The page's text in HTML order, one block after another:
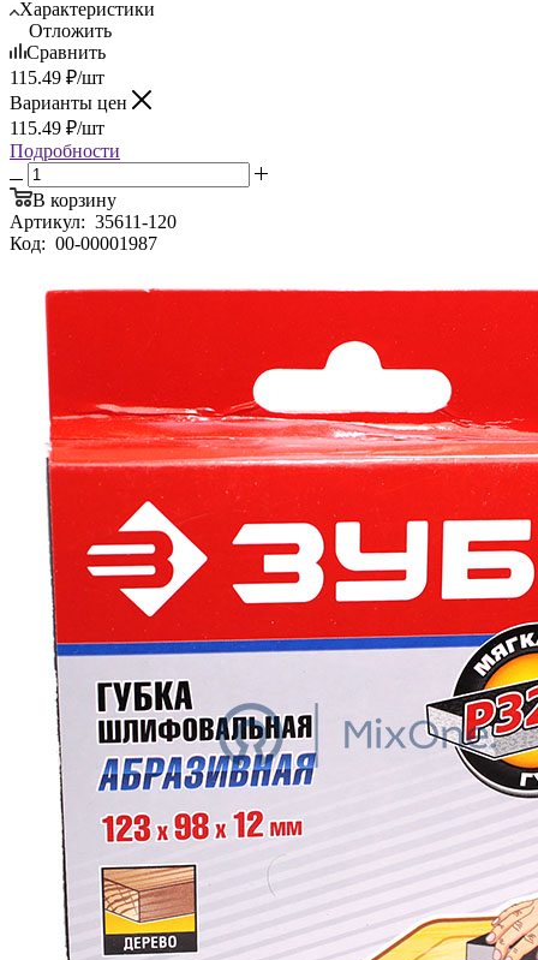
Характеристики
Отложить
Сравнить
115.49 ₽/шт
Варианты цен
115.49 ₽/шт
Подробности
В корзину
Артикул: 35611-120
Код: 00-00001987